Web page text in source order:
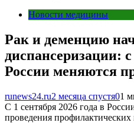
Новости медицины
Рак и деменцию
диспансеризации:
России меняются
runews24.ru2 месяца спустя01
С 1 сентября 2026 года в
проведения